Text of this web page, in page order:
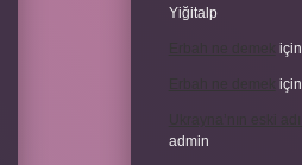
Yiğitalp
için
için
admin